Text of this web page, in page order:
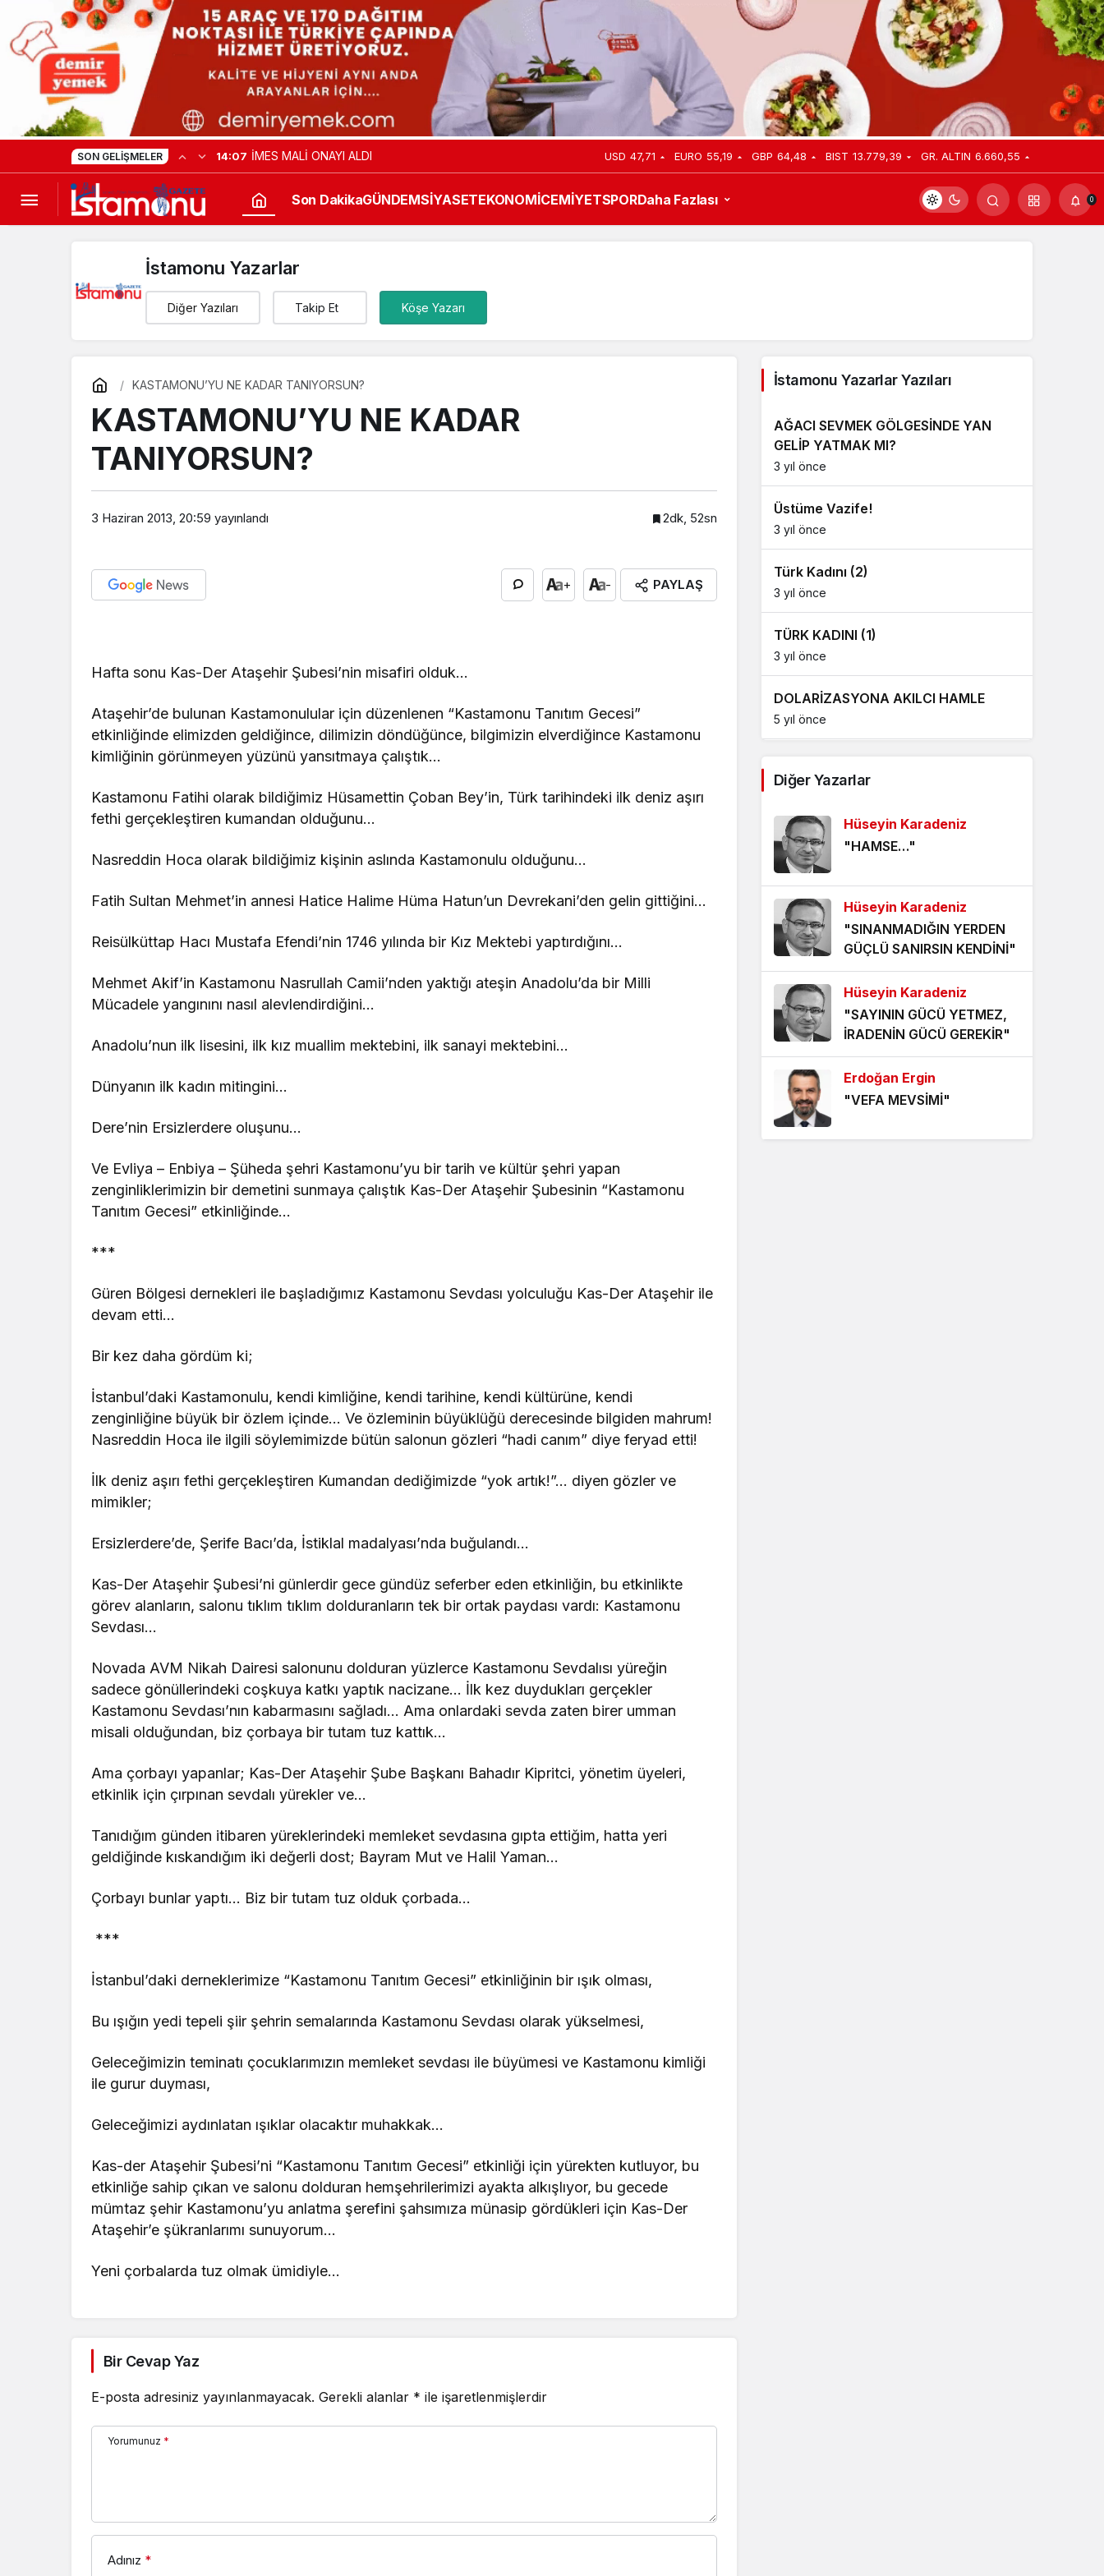
SON GELIŞMELER 14:07 İMES MALİ ONAYI ALDI USD 47,71 EURO 55,19 GBP 64,48 BIST 13.779,39 GR. ALTIN 6.660,55
Son DakikaGÜNDEMSİYASETEKONOMİCEMİYETSPORDaha Fazlası 0
İstamonu Yazarlar
Diğer Yazıları Takip Et Köşe Yazarı
KASTAMONU’YU NE KADAR TANIYORSUN?
KASTAMONU’YU NE KADAR
TANIYORSUN?
3 Haziran 2013, 20:59 yayınlandı 2dk, 52sn
+ - PAYLAŞ
Hafta sonu Kas-Der Ataşehir Şubesi’nin misafiri olduk…
Ataşehir’de bulunan Kastamonulular için düzenlenen “Kastamonu Tanıtım Gecesi”
etkinliğinde elimizden geldiğince, dilimizin döndüğünce, bilgimizin elverdiğince Kastamonu
kimliğinin görünmeyen yüzünü yansıtmaya çalıştık…
Kastamonu Fatihi olarak bildiğimiz Hüsamettin Çoban Bey’in, Türk tarihindeki ilk deniz aşırı
fethi gerçekleştiren kumandan olduğunu…
Nasreddin Hoca olarak bildiğimiz kişinin aslında Kastamonulu olduğunu…
Fatih Sultan Mehmet’in annesi Hatice Halime Hüma Hatun’un Devrekani’den gelin gittiğini…
Reisülküttap Hacı Mustafa Efendi’nin 1746 yılında bir Kız Mektebi yaptırdığını…
Mehmet Akif’in Kastamonu Nasrullah Camii’nden yaktığı ateşin Anadolu’da bir Milli
Mücadele yangınını nasıl alevlendirdiğini…
Anadolu’nun ilk lisesini, ilk kız muallim mektebini, ilk sanayi mektebini…
Dünyanın ilk kadın mitingini…
Dere’nin Ersizlerdere oluşunu…
Ve Evliya – Enbiya – Şüheda şehri Kastamonu’yu bir tarih ve kültür şehri yapan
zenginliklerimizin bir demetini sunmaya çalıştık Kas-Der Ataşehir Şubesinin “Kastamonu
Tanıtım Gecesi” etkinliğinde…
***
Güren Bölgesi dernekleri ile başladığımız Kastamonu Sevdası yolculuğu Kas-Der Ataşehir ile
devam etti…
Bir kez daha gördüm ki;
İstanbul’daki Kastamonulu, kendi kimliğine, kendi tarihine, kendi kültürüne, kendi
zenginliğine büyük bir özlem içinde… Ve özleminin büyüklüğü derecesinde bilgiden mahrum!
Nasreddin Hoca ile ilgili söylemimizde bütün salonun gözleri “hadi canım” diye feryad etti!
İlk deniz aşırı fethi gerçekleştiren Kumandan dediğimizde “yok artık!”… diyen gözler ve
mimikler;
Ersizlerdere’de, Şerife Bacı’da, İstiklal madalyası’nda buğulandı…
Kas-Der Ataşehir Şubesi’ni günlerdir gece gündüz seferber eden etkinliğin, bu etkinlikte
görev alanların, salonu tıklım tıklım dolduranların tek bir ortak paydası vardı: Kastamonu
Sevdası…
Novada AVM Nikah Dairesi salonunu dolduran yüzlerce Kastamonu Sevdalısı yüreğin
sadece gönüllerindeki coşkuya katkı yaptık nacizane… İlk kez duydukları gerçekler
Kastamonu Sevdası’nın kabarmasını sağladı… Ama onlardaki sevda zaten birer umman
misali olduğundan, biz çorbaya bir tutam tuz kattık…
Ama çorbayı yapanlar; Kas-Der Ataşehir Şube Başkanı Bahadır Kipritci, yönetim üyeleri,
etkinlik için çırpınan sevdalı yürekler ve…
Tanıdığım günden itibaren yüreklerindeki memleket sevdasına gıpta ettiğim, hatta yeri
geldiğinde kıskandığım iki değerli dost; Bayram Mut ve Halil Yaman…
Çorbayı bunlar yaptı… Biz bir tutam tuz olduk çorbada…
***
İstanbul’daki derneklerimize “Kastamonu Tanıtım Gecesi” etkinliğinin bir ışık olması,
Bu ışığın yedi tepeli şiir şehrin semalarında Kastamonu Sevdası olarak yükselmesi,
Geleceğimizin teminatı çocuklarımızın memleket sevdası ile büyümesi ve Kastamonu kimliği
ile gurur duyması,
Geleceğimizi aydınlatan ışıklar olacaktır muhakkak…
Kas-der Ataşehir Şubesi’ni “Kastamonu Tanıtım Gecesi” etkinliği için yürekten kutluyor, bu
etkinliğe sahip çıkan ve salonu dolduran hemşehrilerimizi ayakta alkışlıyor, bu gecede
mümtaz şehir Kastamonu’yu anlatma şerefini şahsımıza münasip gördükleri için Kas-Der
Ataşehir’e şükranlarımı sunuyorum…
Yeni çorbalarda tuz olmak ümidiyle…
Bir Cevap Yaz
E-posta adresiniz yayınlanmayacak. Gerekli alanlar * ile işaretlenmişlerdir
Yorumunuz *
Adınız *
İstamonu Yazarlar Yazıları
AĞACI SEVMEK GÖLGESİNDE YAN
GELİP YATMAK MI?
3 yıl önce
Üstüme Vazife!
3 yıl önce
Türk Kadını (2)
3 yıl önce
TÜRK KADINI (1)
3 yıl önce
DOLARİZASYONA AKILCI HAMLE
5 yıl önce
5 yıl önce
ÖLÜMÜ BEKLEMEK
5 yıl önce
HANGİ KAMERAYA BAKALIM?
5 yıl önce
VİZYONER KASTAMONULULAR
NEREDESİNİZ?
5 yıl önce
KHK MAĞDURLARI İÇİN IŞIK
GÖRÜNDÜ!
5 yıl önce
Diğer Yazarlar
Hüseyin Karadeniz
"HAMSE…"
Hüseyin Karadeniz
"SINANMADIĞIN YERDEN
GÜÇLÜ SANIRSIN KENDİNİ"
Hüseyin Karadeniz
"SAYININ GÜCÜ YETMEZ,
İRADENİN GÜCÜ GEREKİR"
Erdoğan Ergin
"VEFA MEVSİMİ"